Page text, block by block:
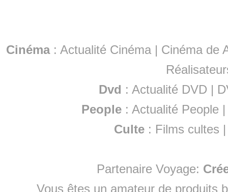
Cinéma: Actualité Cinéma | Cinéma de
Dvd : Actualité DVD |
People :Actualité People
Culte : Films cultes
Partenaire Voyage:
Vous êtes un amateur de produits